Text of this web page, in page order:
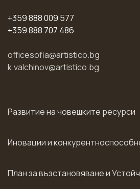
+359 888 009 577
+359 888 707 486
officesofia@artistico.bg
k.valchinov@artistico.bg
Развитие на човешките ресурси
Иновации и
План за възстановяване и